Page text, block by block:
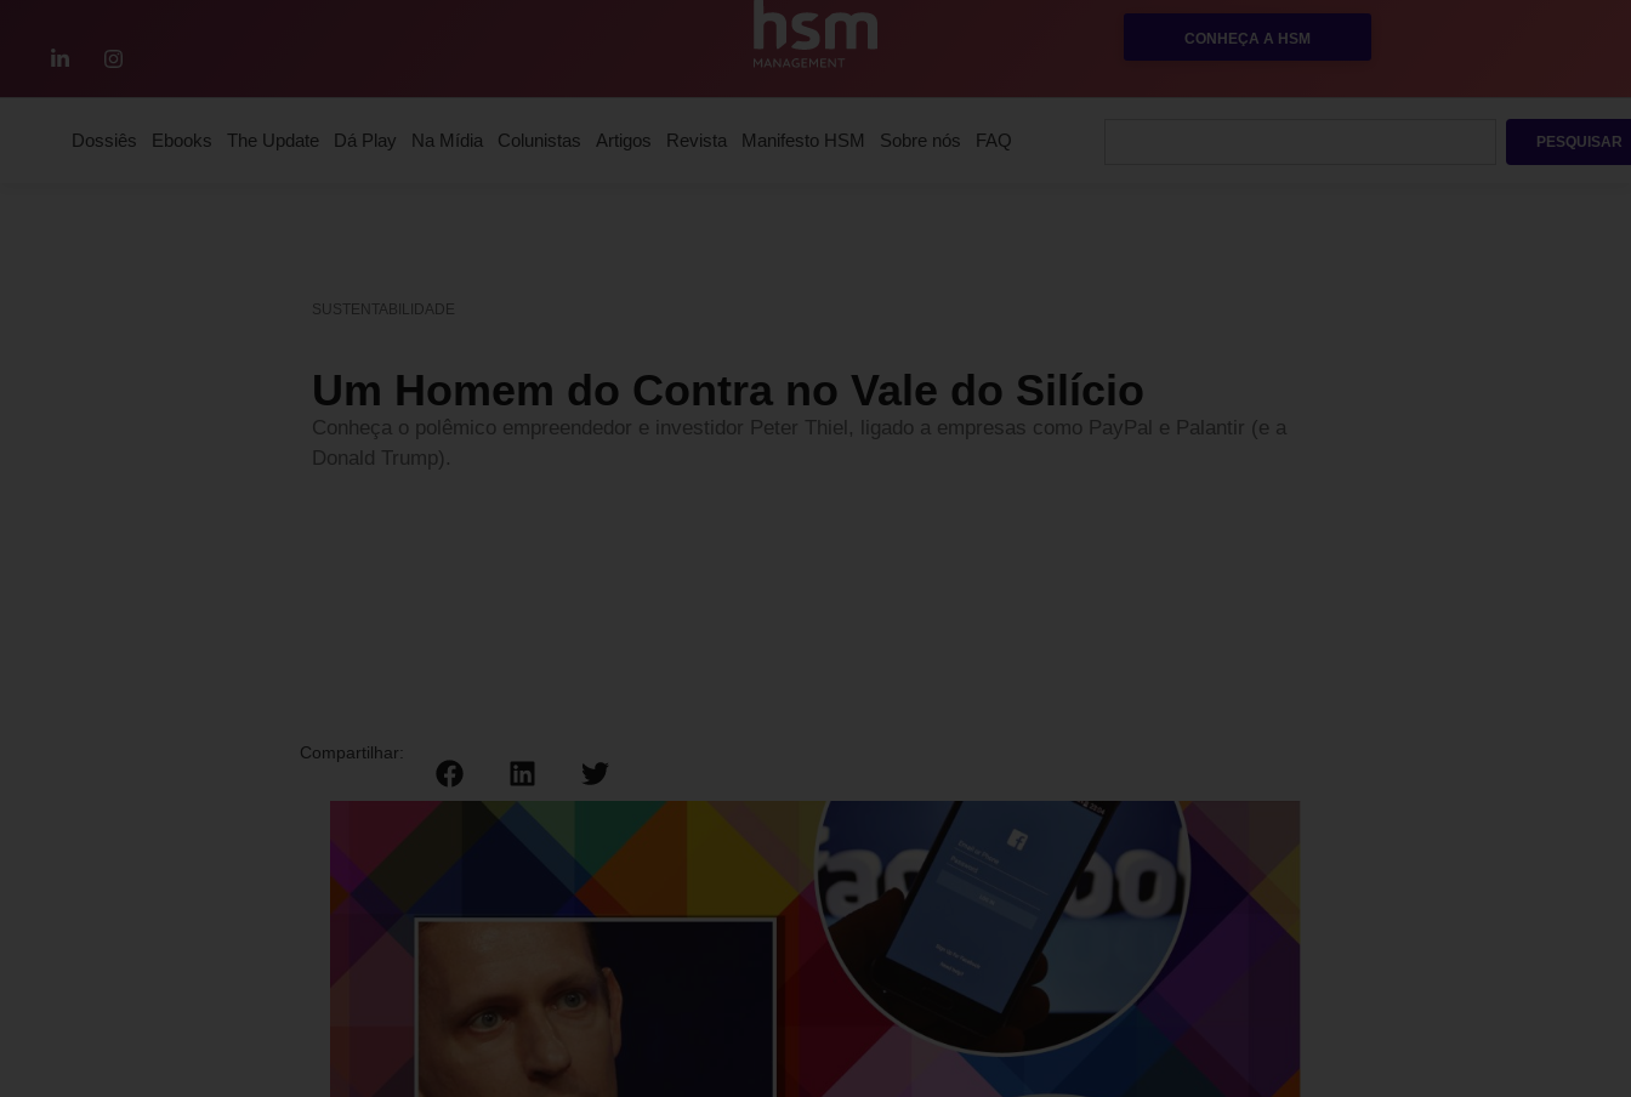
CONHEÇA A HSM
Dossiês Ebooks The Update Dá Play Na Mídia Colunistas Artigos Revista Manifesto HSM Sobre nós FAQ PESQUISAR
SUSTENTABILIDADE
Um Homem do Contra no Vale do Silício
Conheça o polêmico empreendedor e investidor Peter Thiel, ligado a empresas como PayPal e Palantir (e a
Donald Trump).
Compartilhar: